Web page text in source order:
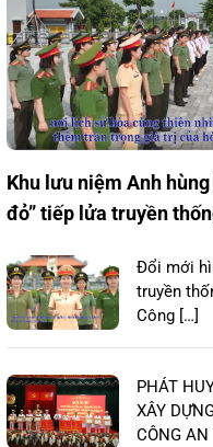
Khu lưu niệm Anh
đỏ” tiếp lửa truyền
Đổi mới
truyền
Công […]
PHÁT
XÂY
CÔNG